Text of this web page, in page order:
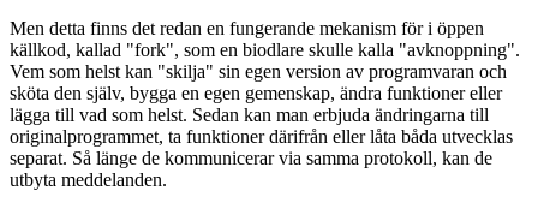
Men detta finns det redan en fungerande mekanism för i öppen
källkod, kallad "fork", som en biodlare skulle kalla "avknoppning".
Vem som helst kan "skilja" sin egen version av programvaran och
sköta den själv, bygga en egen gemenskap, ändra funktioner eller
lägga till vad som helst. Sedan kan man erbjuda ändringarna till
originalprogrammet, ta funktioner därifrån eller låta båda utvecklas
separat. Så länge de kommunicerar via samma protokoll, kan de
utbyta meddelanden.